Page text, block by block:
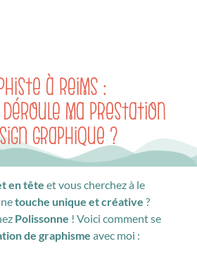
à Reims :
déroule ma prestation
graphique ?
en tête et vous cherchez à le
touche unique et créative ?
Polissonne ! Voici comment se
de graphisme avec moi :